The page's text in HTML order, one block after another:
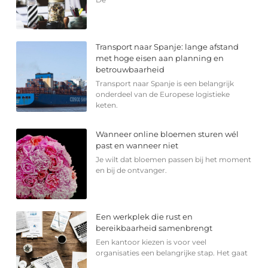
Transport naar Spanje: lange afstand
met hoge eisen aan planning en
betrouwbaarheid
Transport naar Spanje is een belangrijk
onderdeel van de Europese logistieke
keten.
Wanneer online bloemen sturen wél
past en wanneer niet
Je wilt dat bloemen passen bij het moment
en bij de ontvanger.
Een werkplek die rust en
bereikbaarheid samenbrengt
Een kantoor kiezen is voor veel
organisaties een belangrijke stap. Het gaat